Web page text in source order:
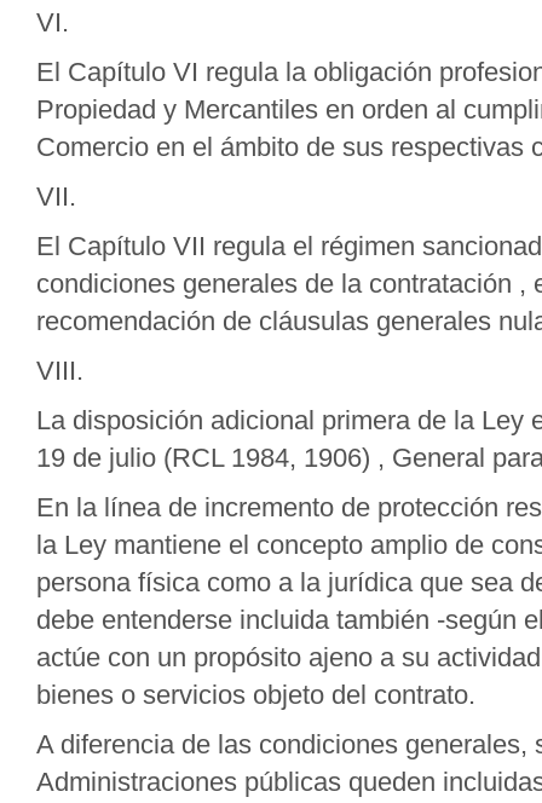
VI.
El Capítulo VI regula la obligación
Propiedad y Mercantiles en orden al
Comercio en el ámbito de sus respectivas
VII.
El Capítulo VII regula el régimen
condiciones generales de la contratación
recomendación de cláusulas generales
VIII.
La disposición adicional primera de la Ley
19 de julio (RCL 1984, 1906) , General
En la línea de incremento de protección
la Ley mantiene el concepto amplio de
persona física como a la jurídica que sea
debe entenderse incluida también -según
actúe con un propósito ajeno a su
bienes o servicios objeto del contrato.
A diferencia de las condiciones
Administraciones públicas queden